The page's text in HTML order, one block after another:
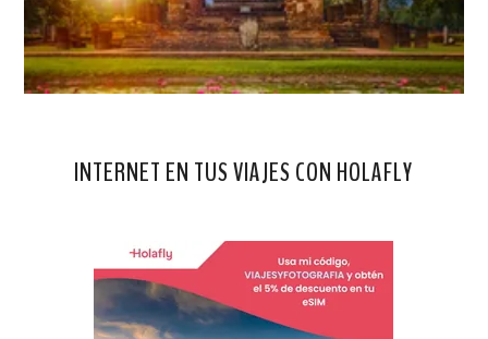
INTERNET EN TUS VIAJES CON HOLAFLY